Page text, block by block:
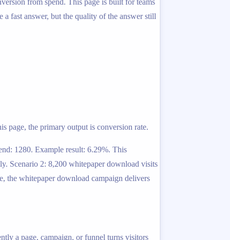
from spend. This page is built for teams
fast answer, but the quality of the answer still
page, the primary output is conversion rate.
1280. Example result: 6.29%. This
Scenario 2: 8,200 whitepaper download visits
the whitepaper download campaign delivers
a page, campaign, or funnel turns visitors